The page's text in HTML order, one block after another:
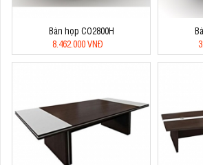
Bàn họp CO2800H
8.462.000 VNĐ